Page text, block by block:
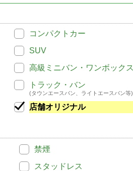
コンパクトカー
SUV
高級ミニバン・ワンボックス
トラック・バン
(タウンエースバン、ライトエースバン等)
店舗オリジナル
禁煙
スタッドレス